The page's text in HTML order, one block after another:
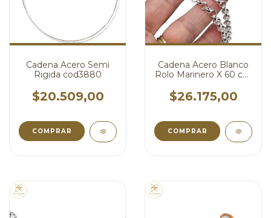
Cadena Acero Semi
Rigida cod3880
$20.509,00
COMPRAR
Cadena Acero Blanco
Rolo Marinero X 60 cm
$26.175,00
COMPRAR